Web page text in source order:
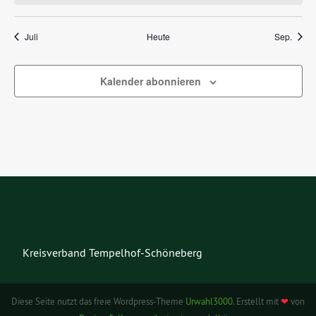
Juli Heute Sep.
Kalender abonnieren
Kreisverband Tempelhof-Schöneberg
Diese Seite nutzt das freie Wordpress-Theme Urwahl3000. Erstellt mit❤ von